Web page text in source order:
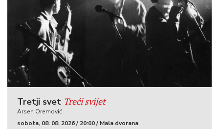
Tretji svet Treći svijet
Arsen Oremović
sobota, 08. 08. 2026 / 20:00 / Mala dvorana